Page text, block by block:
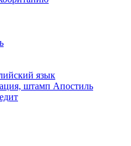
язык
штамп Апостиль